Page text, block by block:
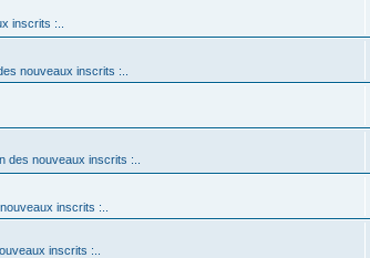
inscrits :..
nouveaux inscrits :..
des nouveaux inscrits :..
inscrits :..
inscrits :..